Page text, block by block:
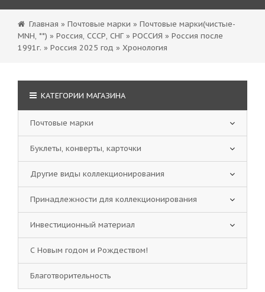
Главная » Почтовые марки » Почтовые марки(чистые-
MNH, **) » Россия, СССР, СНГ » РОССИЯ » Россия после
1991г. » Россия 2025 год » Хронология
КАТЕГОРИИ МАГАЗИНА
Почтовые марки
Буклеты, конверты, карточки
Другие виды коллекционирования
Принадлежности для коллекционирования
Инвестиционный материал
С Новым годом и Рождеством!
Благотворительность